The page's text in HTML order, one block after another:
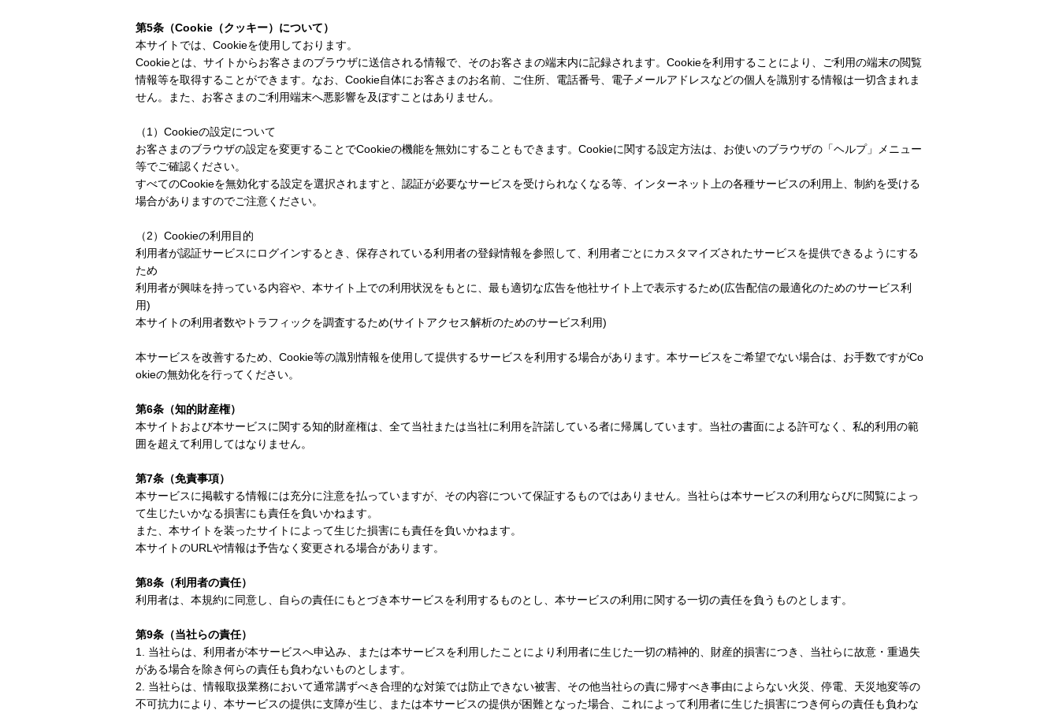
第5条（Cookie（クッキー）について）
本サイトでは、Cookieを使用しております。
Cookieとは、サイトからお客さまのブラウザに送信される情報で、そのお客さまの端末内に記録されます。Cookieを利用することにより、ご利用の端末の閲覧
情報等を取得することができます。なお、Cookie自体にお客さまのお名前、ご住所、電話番号、電子メールアドレスなどの個人を識別する情報は一切含まれま
せん。また、お客さまのご利用端末へ悪影響を及ぼすことはありません。
（1）Cookieの設定について
お客さまのブラウザの設定を変更することでCookieの機能を無効にすることもできます。Cookieに関する設定方法は、お使いのブラウザの「ヘルプ」メニュー
等でご確認ください。
すべてのCookieを無効化する設定を選択されますと、認証が必要なサービスを受けられなくなる等、インターネット上の各種サービスの利用上、制約を受ける
場合がありますのでご注意ください。
（2）Cookieの利用目的
利用者が認証サービスにログインするとき、保存されている利用者の登録情報を参照して、利用者ごとにカスタマイズされたサービスを提供できるようにする
ため
利用者が興味を持っている内容や、本サイト上での利用状況をもとに、最も適切な広告を他社サイト上で表示するため(広告配信の最適化のためのサービス利
用)
本サイトの利用者数やトラフィックを調査するため(サイトアクセス解析のためのサービス利用)
本サービスを改善するため、Cookie等の識別情報を使用して提供するサービスを利用する場合があります。本サービスをご希望でない場合は、お手数ですがCo
okieの無効化を行ってください。
第6条（知的財産権）
本サイトおよび本サービスに関する知的財産権は、全て当社または当社に利用を許諾している者に帰属しています。当社の書面による許可なく、私的利用の範
囲を超えて利用してはなりません。
第7条（免責事項）
本サービスに掲載する情報には充分に注意を払っていますが、その内容について保証するものではありません。当社らは本サービスの利用ならびに閲覧によっ
て生じたいかなる損害にも責任を負いかねます。
また、本サイトを装ったサイトによって生じた損害にも責任を負いかねます。
本サイトのURLや情報は予告なく変更される場合があります。
第8条（利用者の責任）
利用者は、本規約に同意し、自らの責任にもとづき本サービスを利用するものとし、本サービスの利用に関する一切の責任を負うものとします。
第9条（当社らの責任）
1. 当社らは、利用者が本サービスへ申込み、または本サービスを利用したことにより利用者に生じた一切の精神的、財産的損害につき、当社らに故意・重過失
がある場合を除き何らの責任も負わないものとします。
2. 当社らは、情報取扱業務において通常講ずべき合理的な対策では防止できない被害、その他当社らの責に帰すべき事由によらない火災、停電、天災地変等の
不可抗力により、本サービスの提供に支障が生じ、または本サービスの提供が困難となった場合、これによって利用者に生じた損害につき何らの責任も負わな